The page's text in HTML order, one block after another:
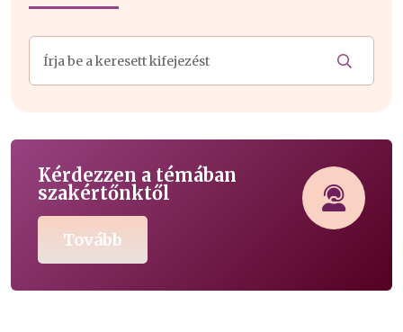
Kérdezzen a témában
szakértőnktől
Tovább